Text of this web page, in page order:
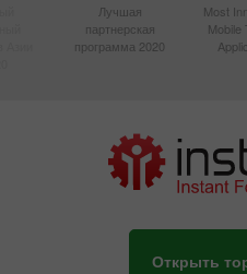
Лучшая
партнерская
программа 2020
Most
Mobile
Открыть